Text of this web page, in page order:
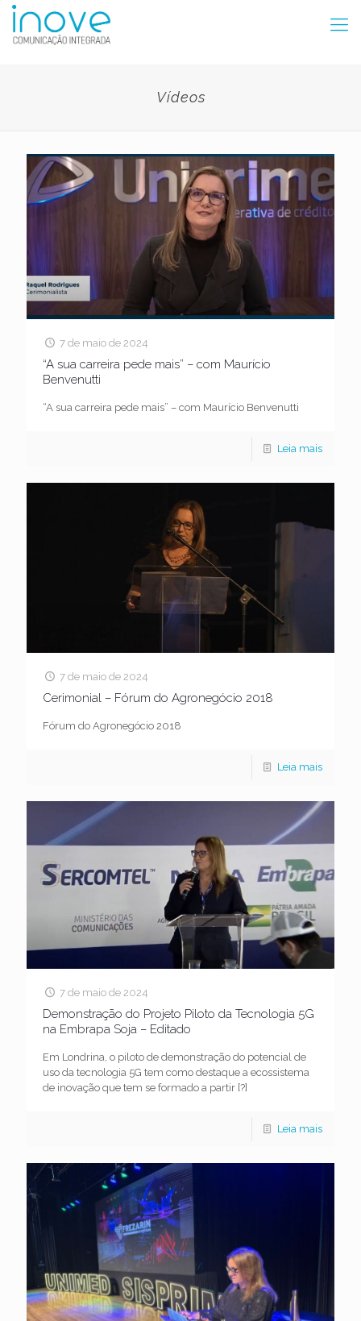
Vídeos
7 de maio de 2024
“A sua carreira pede mais” – com Maurício
Benvenutti
“A sua carreira pede mais” – com Maurício Benvenutti
Leia mais
7 de maio de 2024
Cerimonial – Fórum do Agronegócio 2018
Fórum do Agronegócio 2018
Leia mais
7 de maio de 2024
Demonstração do Projeto Piloto da Tecnologia 5G
na Embrapa Soja – Editado
Em Londrina, o piloto de demonstração do potencial de
uso da tecnologia 5G tem como destaque a ecossistema
de inovação que tem se formado a partir [?]
Leia mais